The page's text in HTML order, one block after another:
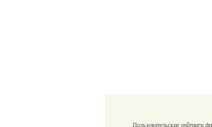
Пользовательские рейтинги